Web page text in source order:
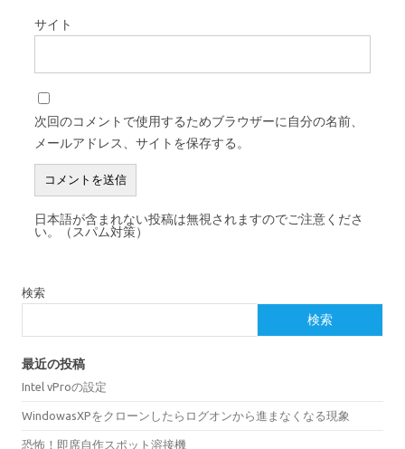
サイト
次回のコメントで使用するためブラウザーに自分の名前、
メールアドレス、サイトを保存する。
日本語が含まれない投稿は無視されますのでご注意くださ
い。（スパム対策）
検索
検索
最近の投稿
Intel vProの設定
WindowasXPをクローンしたらログオンから進まなくなる現象
恐怖！即席自作スポット溶接機